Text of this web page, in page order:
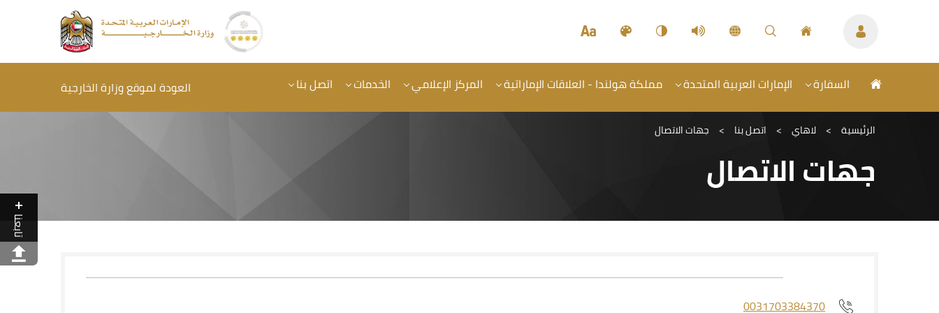
تابعنا
السفارة الإمارات العربية المتحدة مملكة هولندا - العلاقات الإماراتية المركز الإعلامي الخدمات اتصل بنا العودة لموقع وزارة الخارجية
الرئيسية > لاهاي > اتصل بنا > جهات الاتصال
جهات الاتصال
0031703384370